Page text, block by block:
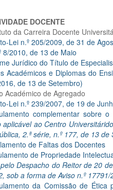
DOCENTE
da Carreira Docente
Lei n.º 205/2009, de 31 de
8/2010, de 13 de Maio
Jurídico do Título de
Académicos e Diplomas do
de 13 de Setembro)
Académico de Agregado
Lei n.º 239/2007, de 19 de
complementar sobre
aplicável ao Centro
2.ª série, n.º 177, de 13
de Faltas dos Docentes
de Propriedade
Despacho do Reitor de 20
sob a forma de Aviso n.º
da Comissão de